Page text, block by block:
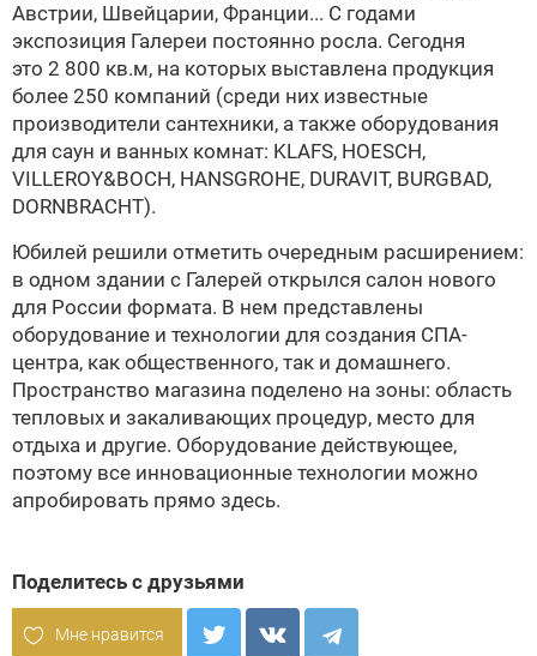
Австрии, Швейцарии, Франции... С годами
экспозиция Галереи постоянно росла. Сегодня
это 2 800 кв.м, на которых выставлена продукция
более 250 компаний (среди них известные
производители сантехники, а также оборудования
для саун и ванных комнат: KLAFS, HOESCH,
VILLEROY&BOCH, HANSGROHE, DURAVIT, BURGBAD,
DORNBRACHT).
Юбилей решили отметить очередным расширением:
в одном здании с Галерей открылся салон нового
для России формата. В нем представлены
оборудование и технологии для создания СПА-
центра, как общественного, так и домашнего.
Пространство магазина поделено на зоны: область
тепловых и закаливающих процедур, место для
отдыха и другие. Оборудование действующее,
поэтому все инновационные технологии можно
апробировать прямо здесь.
Поделитесь с друзьями
Мне нравится